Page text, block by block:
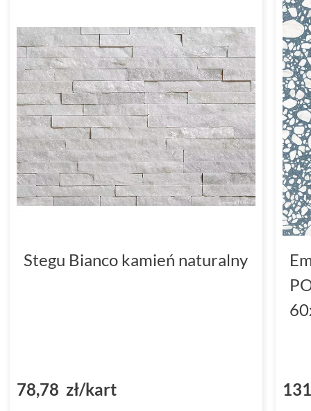
Stegu Bianco kamień naturalny
78,78 zł/kart